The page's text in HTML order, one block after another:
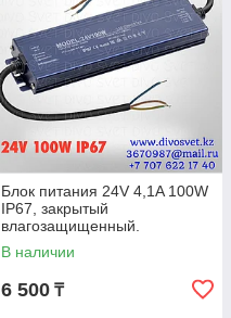
Блок питания 24V 4,1A 100W
IP67, закрытый
влагозащищенный.
Трансформатор 220В-12В,
100 Ватт. Power supply 12v.
В наличии
6 500 ₸